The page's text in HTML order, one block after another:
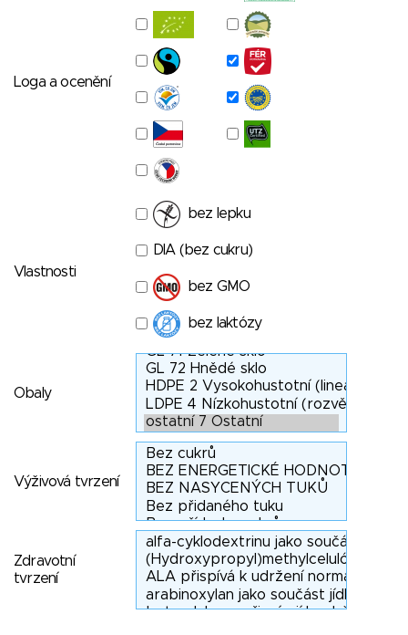
Loga a ocenění
Vlastnosti
bez lepku
DIA (bez cukru)
bez GMO
bez laktózy
Obaly
Výživová tvrzení
Zdravotní
tvrzení